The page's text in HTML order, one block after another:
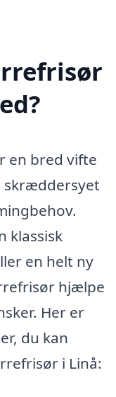
en bred vifte
skræddersyet
klassisk
en helt ny
hjælpe
Her er
du kan
i Linå: